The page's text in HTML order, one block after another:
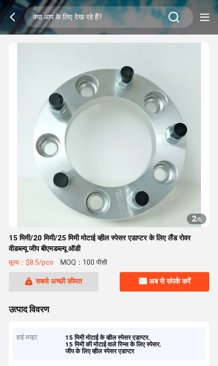
2/6
15 मिमी/20 मिमी/25 मिमी मोटाई व्हील स्पेसर एडाप्टर के लिए लैंड रोवर
वीडब्ल्यू जीप बीएमडब्ल्यू ऑडी
मूल्य：$8.5/pcs MOQ：100 पीसी
सबसे अच्छी कीमत अब से संपर्क करें
उत्पाद विवरण
हाई लाइट 15 मिमी मोटाई के व्हील स्पेसर एडाप्टर,
15 मिमी की मोटाई वाले रिम्स के लिए स्पेसर,
जीप के लिए व्हील स्पेसर एडाप्टर